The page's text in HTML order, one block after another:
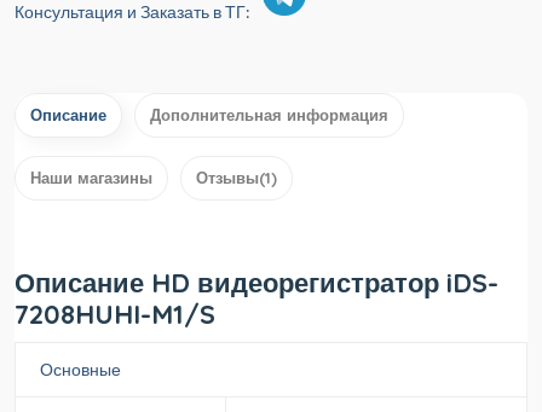
Консультация и Заказать в ТГ:
Описание Дополнительная информация
Наши магазины Отзывы(1)
Описание HD видеорегистратор iDS-
7208HUHI-M1/S
Основные